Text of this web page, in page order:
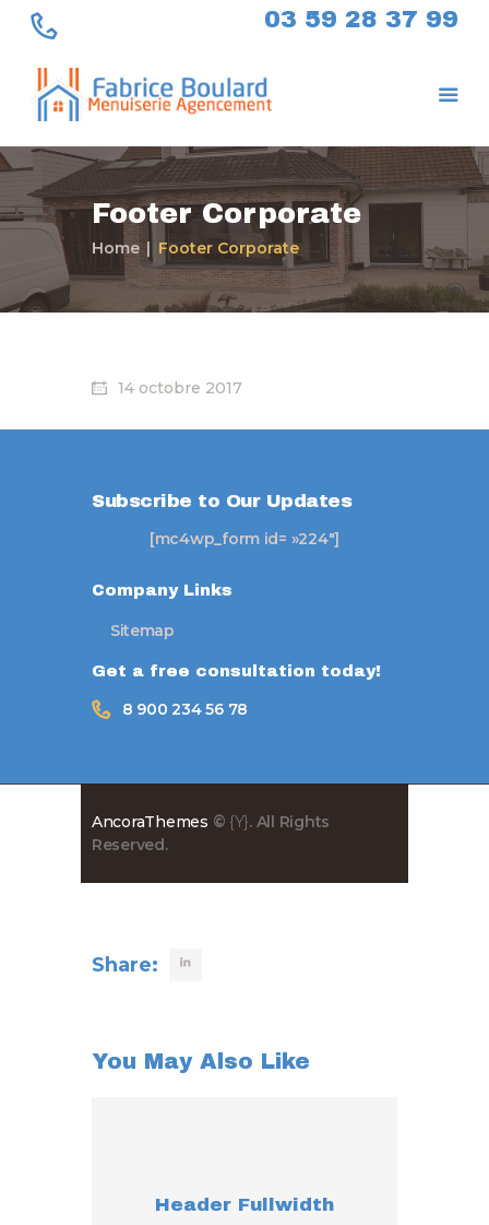
03 59 28 37 99
Footer Corporate
Home Footer Corporate
Accueil
Pose de châssis
Aménagement
Contact
14 octobre 2017
Subscribe to Our Updates
[mc4wp_form id= »224″]
Company Links
Sitemap
Get a free consultation today!
8 900 234 56 78
AncoraThemes © {Y}. All Rights
Reserved.
Share:
You May Also Like
Header Fullwidth